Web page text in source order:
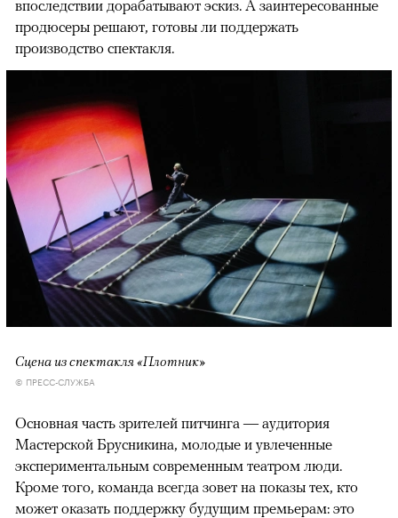
впоследствии дорабатывают эскиз. А заинтересованные
продюсеры решают, готовы ли поддержать
производство спектакля.
Сцена из спектакля «Плотник»
© ПРЕСС-СЛУЖБА
Основная часть зрителей питчинга — аудитория
Мастерской Брусникина, молодые и увлеченные
экспериментальным современным театром люди.
Кроме того, команда всегда зовет на показы тех, кто
может оказать поддержку будущим премьерам: это